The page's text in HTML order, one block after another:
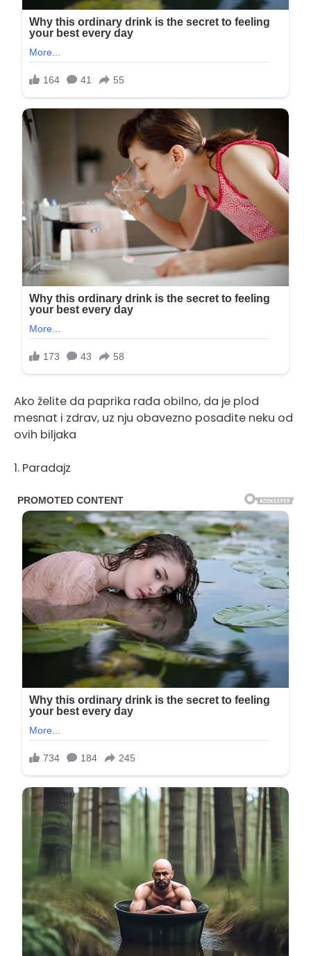
Ako želite da paprika rađa obilno, da je plod
mesnat i zdrav, uz nju obavezno posadite neku od
ovih biljaka
1. Paradajz